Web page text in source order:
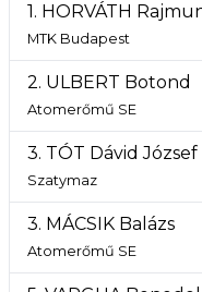
1. HORVÁTH
MTK Budapest
2. ULBERT Botond
Atomerőmű SE
3. TÓT Dávid József
Szatymaz
3. MÁCSIK Balázs
Atomerőmű SE